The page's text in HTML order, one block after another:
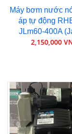
Máy bơm nước
áp tự động
JLm60-400A
2,150,000